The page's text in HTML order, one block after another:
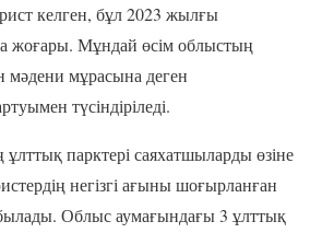
келген, бұл 2023 жылғы
жоғары. Мұндай өсімоблыстың
мұрасына деген
түсіндіріледі.
парктері саяхатшыларды өзіне
негізгі ағынышоғырланған
. Облыс аумағындағы 3 ұлттық